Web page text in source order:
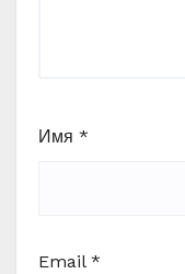
Имя *
Email *